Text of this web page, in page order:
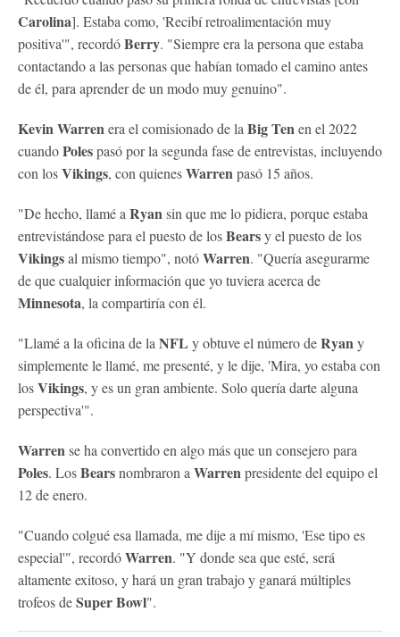
Carolina]. Estaba como, 'Recibí retroalimentación muy
positiva'", recordóBerry. "Siempre era la persona que estaba
contactando a las personas que habían tomado el camino antes
de él, para aprender de un modo muy genuino".
Kevin Warren era el comisionado de la Big Ten en el 2022
cuandoPolespasó por la segunda fase de entrevistas, incluyendo
con losVikings, con quienesWarren pasó 15 años.
"De hecho, llamé a Ryan sin que me lo pidiera, porque estaba
entrevistándose para el puesto de losBearsy el puesto de los
Vikingsal mismo tiempo", notóWarren. "Quería asegurarme
de que cualquier información que yo tuviera acerca de
Minnesota, la compartiría con él.
"Llamé a la oficina de la NFL y obtuve el número deRyan y
simplemente le llamé, me presenté, y le dije, 'Mira, yo estaba con
losVikings, y es un gran ambiente. Solo quería darte alguna
perspectiva'".
Warren se ha convertido en algo más que un consejero para
Poles. LosBearsnombraron a Warren presidente del equipo el
12 de enero.
"Cuando colgué esa llamada, me dije a mí mismo, 'Ese tipo es
especial'", recordóWarren. "Y donde sea que esté, será
altamente exitoso, y hará un gran trabajo y ganará múltiples
trofeos deSuper Bowl".